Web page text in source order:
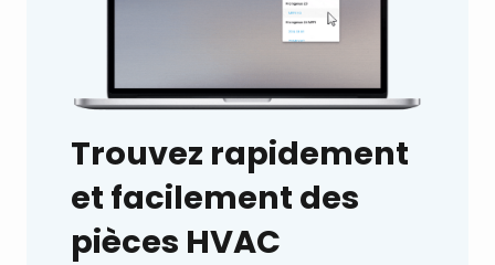
Trouvez rapidement
et facilement des
pièces HVAC